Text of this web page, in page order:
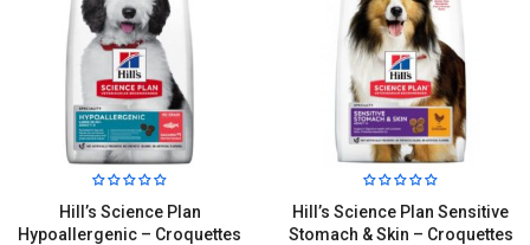
Hill’s Science Plan
Hypoallergenic – Croquettes
Hill’s Science Plan Sensitive
Stomach & Skin – Croquettes